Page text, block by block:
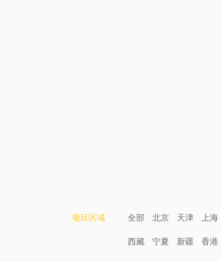
项目区域 全部 北京 天津 上海
西藏 宁夏 新疆 香港